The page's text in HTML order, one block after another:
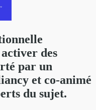
des
par un
et co-animé
du sujet.